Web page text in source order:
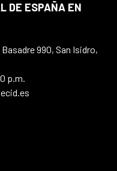
DE ESPAÑA EN
990, San Isidro,
p.m.